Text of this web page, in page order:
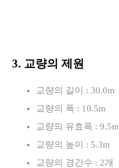
3. 교량의 제원
교량의 길이 : 30.0m
교량의 폭 : 10.5m
교량의 유효폭 : 9.5m
교량의 높이 : 5.3m
교량의 경간수 : 2개